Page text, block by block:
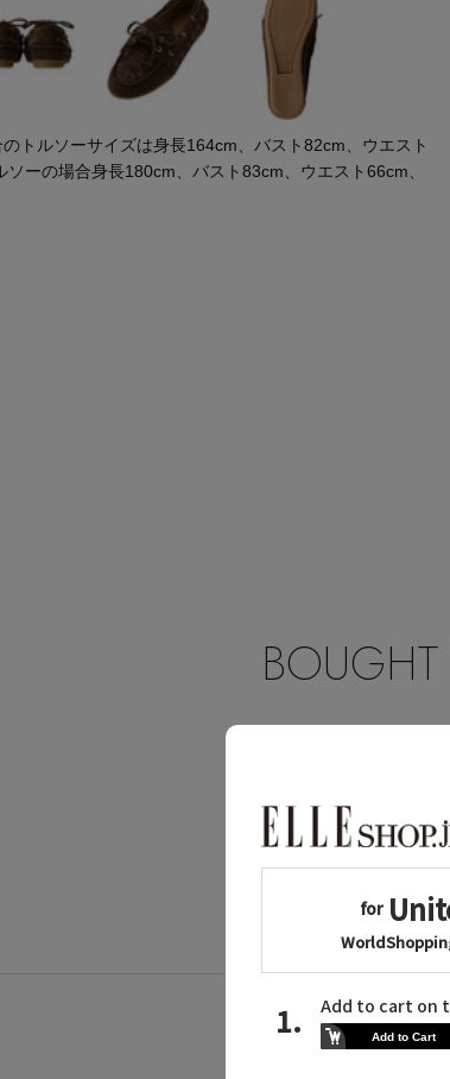
トルソーサイズは身長164cm、バスト82cm、ウエスト
ーの場合身長180cm、バスト83cm、ウエスト66cm、
同じカテ